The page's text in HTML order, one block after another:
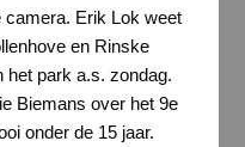
camera. Erik Lok weet
en Rinske
het park a.s. zondag.
Biemans over het 9e
onder de 15 jaar.